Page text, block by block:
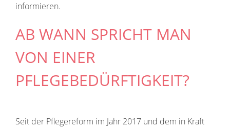
informieren.
AB WANN SPRICHT MAN
VON EINER
PFLEGEBEDÜRFTIGKEIT?
Seit der Pflegereform im Jahr 2017 und dem in Kraft